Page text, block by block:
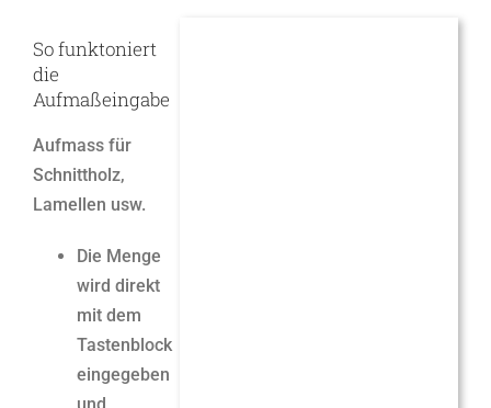
So funktoniert
die
Aufmaßeingabe
Aufmass für
Schnittholz,
Lamellen usw.
Die Menge
wird direkt
mit dem
Tastenblock
eingegeben